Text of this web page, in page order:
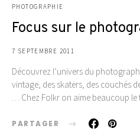
PHOTOGRAPHIE
Focus sur le
7 SEPTEMBRE 2011
Découvrez l’univers du
vintage, des skaters, des couchés
… Chez Folkr on aime beaucoup
PARTAGER